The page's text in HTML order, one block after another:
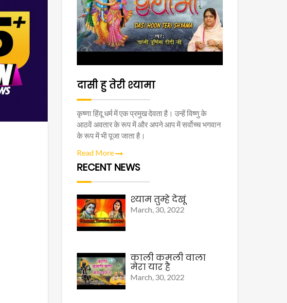
दासी हु तेरी श्यामा
कृष्णा हिंदू धर्म में एक प्रमुख देवता है। उन्हें विष्णु के
आठवें अवतार के रूप में और अपने आप में सर्वोच्च भगवान
के रूप में भी पूजा जाता है।
Read More
RECENT NEWS
श्याम तुम्हे देखूं
March, 30, 2022
काली कमली वाला
मेरा यार है
March, 30, 2022